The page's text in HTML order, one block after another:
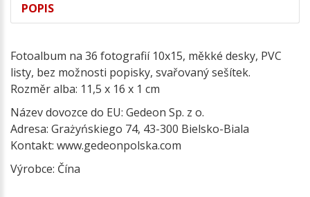
POPIS
Fotoalbum na 36 fotografií 10x15, měkké desky, PVC
listy, bez možnosti popisky, svařovaný sešítek.
Rozměr alba: 11,5 x 16 x 1 cm
Název dovozce do EU: Gedeon Sp. z o.
Adresa: Grażyńskiego 74, 43-300 Bielsko-Biala
Kontakt: www.gedeonpolska.com
Výrobce: Čína